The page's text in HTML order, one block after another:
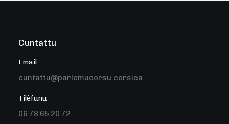
Cuntattu
Email
cuntattu@parlemucorsu.corsica
Tilèfunu
06 78 65 20 72